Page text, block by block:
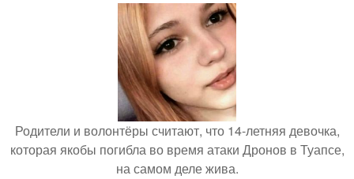
Родители и волонтёры считают, что 14-летняя девочка,
которая якобы погибла во время атаки Дронов в Туапсе,
на самом деле жива.